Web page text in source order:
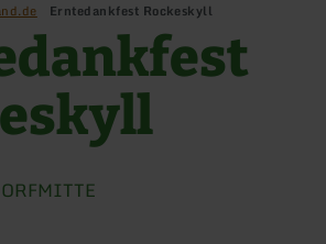
Erntedankfest Rockeskyll